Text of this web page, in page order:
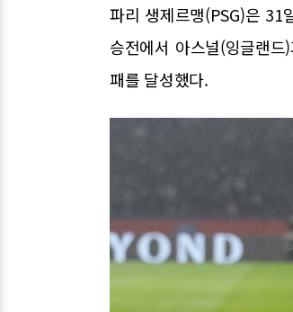
파리 생제르맹(PSG)은 31
승전에서 아스널(잉글랜
패를 달성했다.